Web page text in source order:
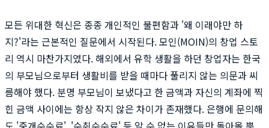
모든 위대한 혁신은 종종 개인적인 불편함과 '왜 이래야만 하
지?'라는 근본적인 질문에서 시작된다. 모인(MOIN)의 창업 스토
리 역시 마찬가지였다. 해외에서 유학 생활을 하던 창업자는 한국
의 부모님으로부터 생활비를 받을 때마다 풀리지 않는 의문과 씨
름해야 했다. 분명 부모님이 보냈다고 한 금액과 자신의 계좌에 찍
힌 금액 사이에는 항상 작지 않은 차이가 존재했다. 은행에 문의해